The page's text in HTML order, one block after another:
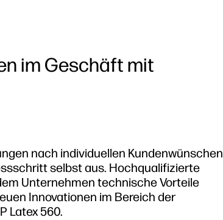
im Geschäft mit
nach individuellen Kundenwünschen
selbst aus. Hochqualifizierte
Unternehmen technische Vorteile
Innovationen im Bereich der
Latex 560.